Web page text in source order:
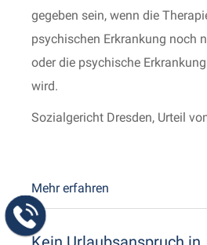
gegeben sein, wenn die
psychischen Erkrankung noch
oder die psychische
wird.
Sozialgericht Dresden, Urteil
Mehr erfahren